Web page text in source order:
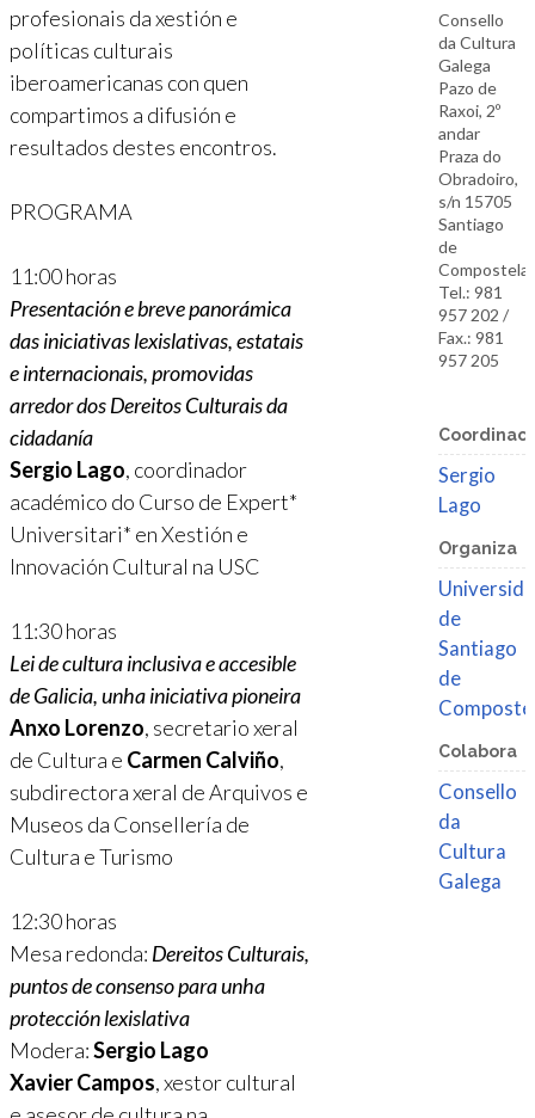
profesionais da xestión e
políticas culturais
iberoamericanas con quen
compartimos a difusión e
resultados destes encontros.
PROGRAMA
11:00 horas
Presentación e breve panorámica
das iniciativas lexislativas, estatais
e internacionais, promovidas
arredor dos Dereitos Culturais da
cidadanía
Sergio Lago, coordinador
académico do Curso de Expert*
Universitari* en Xestión e
Innovación Cultural na USC
11:30 horas
Lei de cultura inclusiva e accesible
de Galicia, unha iniciativa pioneira
Anxo Lorenzo, secretario xeral
de Cultura e Carmen Calviño,
subdirectora xeral de Arquivos e
Museos da Consellería de
Cultura e Turismo
12:30 horas
Mesa redonda: Dereitos Culturais,
puntos de consenso para unha
protección lexislativa
Modera:Sergio Lago
Xavier Campos, xestor cultural
Consello
da Cultura
Galega
Pazo de
Raxoi, 2º
andar
Praza do
Obradoiro,
s/n 15705
Santiago
de
Compostela
Tel.: 981
957 202 /
Fax.: 981
957 205
Sergio
Lago
Organiza
de
Santiago
de
Colabora
Consello
da
Cultura
Galega